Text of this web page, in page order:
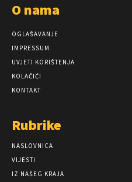
O nama
OGLAŠAVANJE
IMPRESSUM
UVJETI KORIŠTENJA
KOLAČIĆI
KONTAKT
Rubrike
NASLOVNICA
VIJESTI
IZ NAŠEG KRAJA